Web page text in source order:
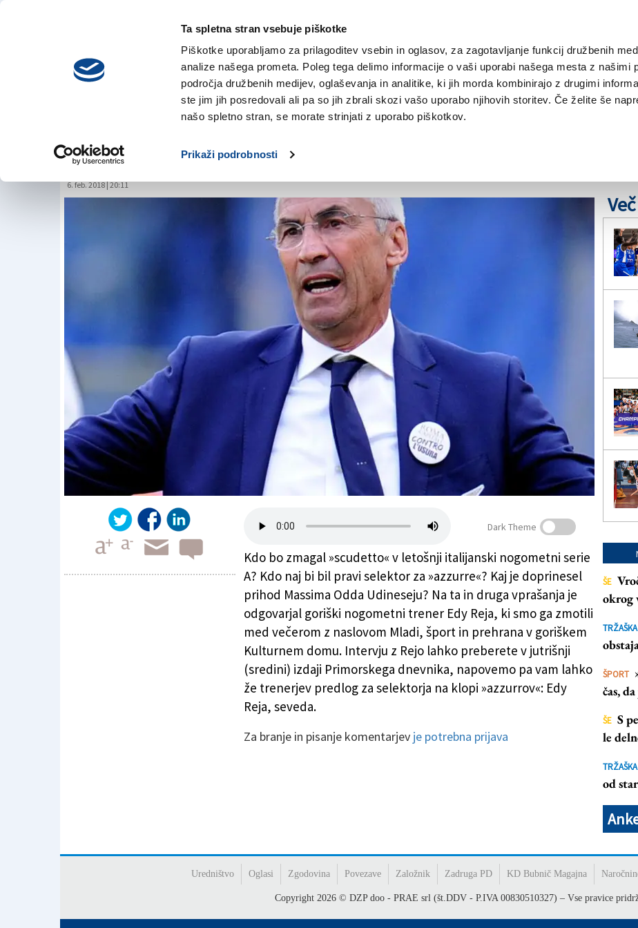
Ta spletna stran vsebuje piškotke
Piškotke uporabljamo za prilagoditev vsebin in oglasov, za zagotavljanje funkcij družbenih
analize našega prometa. Poleg tega delimo informacije o vaši uporabi našega mesta z našimi
področja družbenih medijev, oglaševanja in analitike, ki jih morda kombinirajo z drugimi
ste jim jih posredovali ali pa so jih zbrali skozi vašo uporabo njihovih storitev. Če želite še
našo spletno stran, se morate strinjati z uporabo piškotkov.
Prikaži podrobnosti
torek,
4. avgusta 2026
NOVICE TRŽAŠKA GORIŠKA KULTURA ŠPORT ŠE
Najboljši selektor za Italijo? »Jaz, Edy
Reja!«
6. feb. 2018 | 20:11
Najboljši selektor za Italijo? »Jaz, Edy Reja!«
Dark Theme
Kdo bo zmagal »scudetto« v letošnji italijanski nogometni serie
A? Kdo naj bi bil pravi selektor za »azzurre«? Kaj je doprinesel
prihod Massima Odda Udineseju? Na ta in druga vprašanja je
odgovarjal goriški nogometni trener Edy Reja, ki smo ga zmotili
med večerom z naslovom Mladi, šport in prehrana v goriškem
Kulturnem domu. Intervju z Rejo lahko preberete v jutrišnji
(sredini) izdaji Primorskega dnevnika, napovemo pa vam lahko
že trenerjev predlog za selektorja na klopi »azzurrov«: Edy
Reja, seveda.
Za branje in pisanje komentarjev je potrebna prijava
ŠE
okrog
TRŽAŠKA
ŠPORT
čas,
ŠE S
le
TRŽAŠKA
od
Uredništvo Oglasi Zgodovina Povezave Založnik Zadruga PD KD Bubnič Magajna
Copyright2026 © DZP doo - PRAE srl (št.DDV - P.IVA 00830510327) – Vse pravice